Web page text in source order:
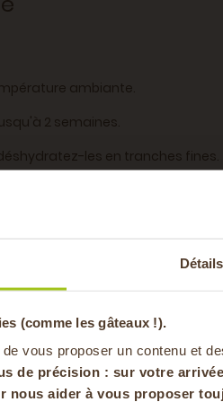
Détails
(comme les gâteaux !).
vous proposer un contenu et
de précision : sur votre
nous aider à vous proposer
ambiante.
2 semaines.
les en tranches fines.
de quoi
5 kg